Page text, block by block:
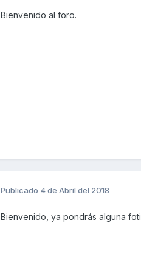
Bienvenido al foro.
Publicado 4 de Abril del 2018
Bienvenido, ya pondrás alguna